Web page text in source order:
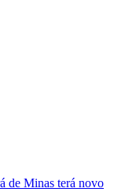
de Minas terá novo